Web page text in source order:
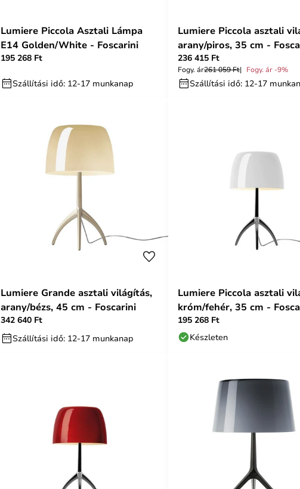
Lumiere Piccola Asztali Lámpa
E14 Golden/White - Foscarini
195 268 Ft
Szállítási idő: 12-17 munkanap
Lumiere Piccola asztali
arany/piros, 35 cm -
236 415 Ft
Fogy. ár261 059 Ft Fogy. ár -9%
Szállítási idő: 12-17
Lumiere Grande asztali világítás,
arany/bézs, 45 cm - Foscarini
342 640 Ft
Szállítási idő: 12-17 munkanap
Lumiere Piccola asztali
króm/fehér, 35 cm -
195 268 Ft
Készleten